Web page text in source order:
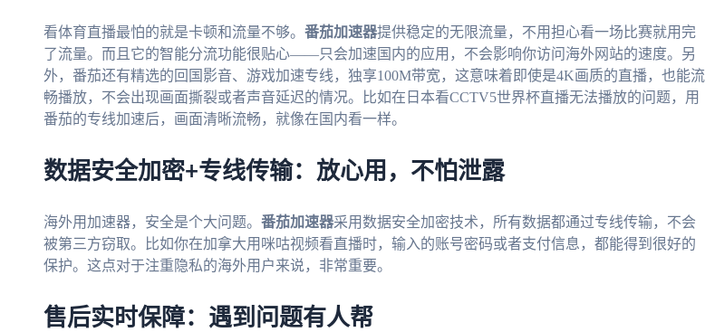
看体育直播最怕的就是卡顿和流量不够。 番茄加速器提供稳定的无限流量，不用担心看一场比赛就用完
了流量。而且它的智能分流功能很贴心——只会加速国内的应用，不会影响你访问海外网站的速度。另
外，番茄还有精选的回国影音、游戏加速专线，独享100M带宽，这意味着即使是4K画质的直播，也能流
畅播放，不会出现画面撕裂或者声音延迟的情况。比如在日本看CCTV5世界杯直播无法播放的问题，用
番茄的专线加速后，画面清晰流畅，就像在国内看一样。
数据安全加密+专线传输：放心用，不怕泄露
海外用加速器，安全是个大问题。 番茄加速器采用数据安全加密技术，所有数据都通过专线传输，不会
被第三方窃取。比如你在加拿大用咪咕视频看直播时，输入的账号密码或者支付信息，都能得到很好的
保护。这点对于注重隐私的海外用户来说，非常重要。
售后实时保障：遇到问题有人帮